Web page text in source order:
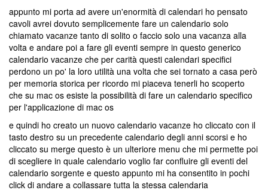
appunto mi porta ad avere un'enormità di calendari ho pensato
cavoli avrei dovuto semplicemente fare un calendario solo
chiamato vacanze tanto di solito o faccio solo una vacanza alla
volta e andare poi a fare gli eventi sempre in questo generico
calendario vacanze che per carità questi calendari specifici
perdono un po' la loro utilità una volta che sei tornato a casa però
per memoria storica per ricordo mi piaceva tenerli ho scoperto
che su mac os esiste la possibilità di fare un calendario specifico
per l'applicazione di mac os
e quindi ho creato un nuovo calendario vacanze ho cliccato con il
tasto destro su un precedente calendario degli anni scorsi e ho
cliccato su merge questo è un ulteriore menu che mi permette poi
di scegliere in quale calendario voglio far confluire gli eventi del
calendario sorgente e questo appunto mi ha consentito in pochi
click di andare a collassare tutta la stessa calendaria